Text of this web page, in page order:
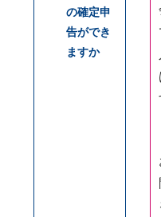
の確定申
告ができ
ますか